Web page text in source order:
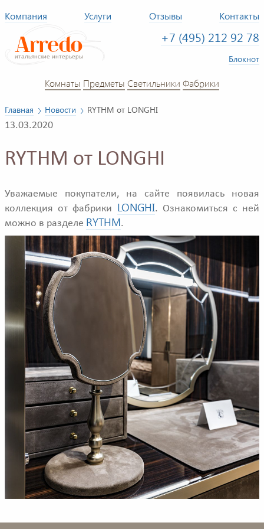
Компания Услуги Отзывы Контакты
+7 (495) 212 92 78
Блокнот
Комнаты Предметы Светильники Фабрики
Главная Новости
RYTHM от LONGHI
13.03.2020
RYTHM от LONGHI
Уважаемые покупатели, на сайте появилась новая
коллекция от фабрики LONGHI. Ознакомиться с ней
можно в разделе RYTHM.